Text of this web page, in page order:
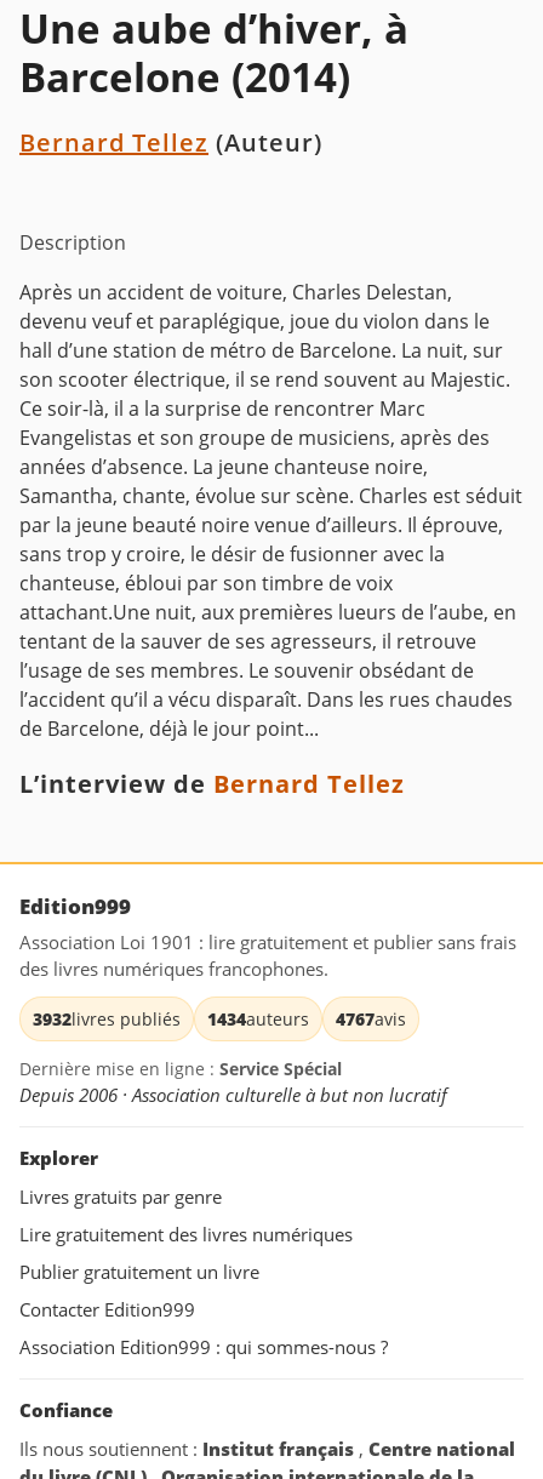
Une aube d’hiver, à
Barcelone (2014)
Bernard Tellez (Auteur)
Description
Après un accident de voiture, Charles Delestan,
devenu veuf et paraplégique, joue du violon dans le
hall d’une station de métro de Barcelone. La nuit, sur
son scooter électrique, il se rend souvent au Majestic.
Ce soir-là, il a la surprise de rencontrer Marc
Evangelistas et son groupe de musiciens, après des
années d’absence. La jeune chanteuse noire,
Samantha, chante, évolue sur scène. Charles est séduit
par la jeune beauté noire venue d’ailleurs. Il éprouve,
sans trop y croire, le désir de fusionner avec la
chanteuse, ébloui par son timbre de voix
attachant.Une nuit, aux premières lueurs de l’aube, en
tentant de la sauver de ses agresseurs, il retrouve
l’usage de ses membres. Le souvenir obsédant de
l’accident qu’il a vécu disparaît. Dans les rues chaudes
de Barcelone, déjà le jour point...
L’interview de Bernard Tellez
Edition999
Association Loi 1901 : lire gratuitement et publier sans frais
des livres numériques francophones.
3932livres publiés 1434auteurs 4767avis
Dernière mise en ligne : Service Spécial
Depuis 2006 · Association culturelle à but non lucratif
Explorer
Livres gratuits par genre
Lire gratuitement des livres numériques
Publier gratuitement un livre
Contacter Edition999
Association Edition999 : qui sommes-nous ?
Confiance
Ils nous soutiennent : Institut français , Centre national